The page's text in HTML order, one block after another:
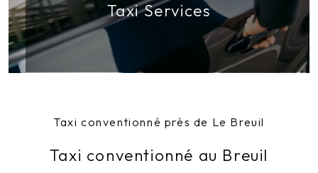
Taxi Services
Taxi conventionné près de Le Breuil
Taxi conventionné au Breuil